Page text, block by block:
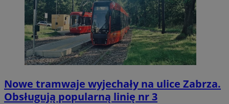
Nowe tramwaje wyjechały na ulice Zabrza.
Obsługują popularną linię nr 3